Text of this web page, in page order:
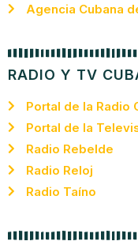
Agencia Cubana
RADIO Y TV
Portal de la Radio
Portal de la
Radio Rebelde
Radio Reloj
Radio Taíno